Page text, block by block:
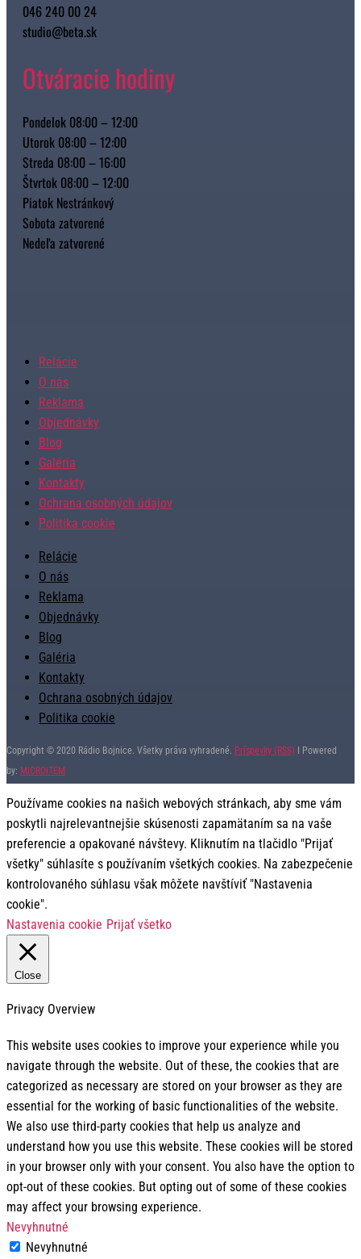
046 240 00 24
studio@beta.sk
Otváracie hodiny
Pondelok 08:00 – 12:00
Utorok 08:00 – 12:00
Streda 08:00 – 16:00
Štvrtok 08:00 – 12:00
Piatok Nestránkový
Sobota zatvorené
Nedeľa zatvorené
Relácie
O nás
Reklama
Objednávky
Blog
Galéria
Kontakty
Ochrana osobných údajov
Politika cookie
Relácie
O nás
Reklama
Objednávky
Blog
Galéria
Kontakty
Ochrana osobných údajov
Politika cookie
Copyright © 2020 Rádio Bojnice. Všetky práva vyhradené. Príspevky (RSS) I Powered
by: MICROITEM
Používame cookies na našich webových stránkach, aby sme vám
poskytli najrelevantnejšie skúsenosti zapamätaním sa na vaše
preferencie a opakované návštevy. Kliknutím na tlačidlo "Prijať
všetky" súhlasíte s používaním všetkých cookies. Na zabezpečenie
kontrolovaného súhlasu však môžete navštíviť "Nastavenia
cookie".
Nastavenia cookie Prijať všetko
Close
Privacy Overview
This website uses cookies to improve your experience while you
navigate through the website. Out of these, the cookies that are
categorized as necessary are stored on your browser as they are
essential for the working of basic functionalities of the website.
We also use third-party cookies that help us analyze and
understand how you use this website. These cookies will be stored
in your browser only with your consent. You also have the option to
opt-out of these cookies. But opting out of some of these cookies
may affect your browsing experience.
Nevyhnutné
Nevyhnutné